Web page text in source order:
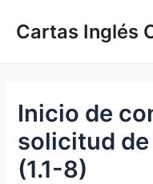
Cartas Inglés
Inicio de
solicitud
(1.1-8)